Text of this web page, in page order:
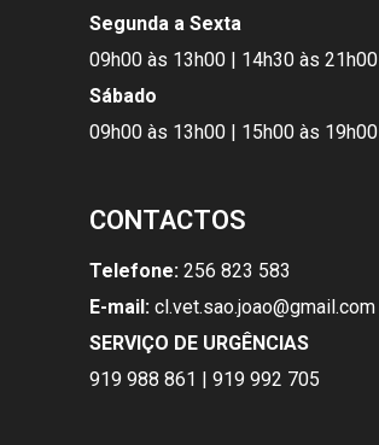
Segunda a Sexta
09h00 às 13h00 | 14h30 às 21h00
Sábado
09h00 às 13h00 | 15h00 às 19h00
CONTACTOS
Telefone: 256 823 583
E-mail: cl.vet.sao.joao@gmail.com
SERVIÇO DE URGÊNCIAS
919 988 861 | 919 992 705